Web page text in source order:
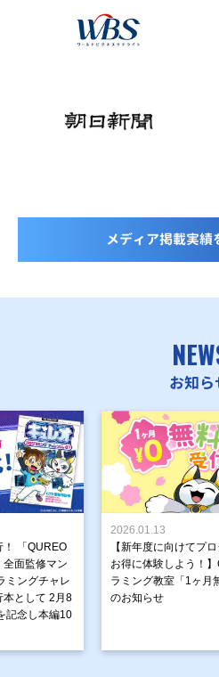
メディア掲載実績
お知ら
！ 「QUREO
面監修マン
ミングチャレ
本として 2月8
記念し本編10
2026.01.13
【新年度に向けてプ
お得に体験しよう！
ラミング教室「1ヶ月
のお知らせ